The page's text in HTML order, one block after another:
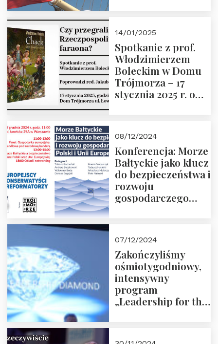
14/01/2025
Spotkanie z prof.
Włodzimierzem
Boleckim w Domu
Trójmorza – 17
stycznia 2025 r. o
08/12/2024
Konferencja: Morze
Bałtyckie jako klucz
do bezpieczeństwa i
rozwoju
gospodarczego
ZAPRASZAMY
07/12/2024
Zakończyliśmy
ośmiotygodniowy,
intensywny
program
„Leadership for the